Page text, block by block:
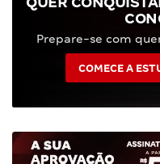
Prepare-se com
COMECE A